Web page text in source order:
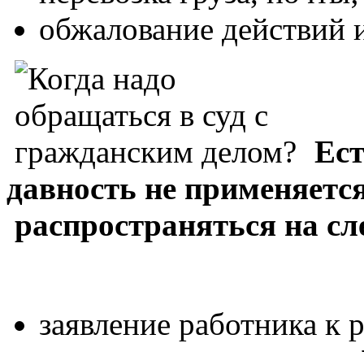
обжалование действий
давность не
распространяться на
заявление работника к